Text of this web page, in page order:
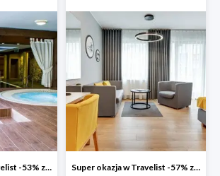
Super okazja w Travelist -53% za pobyt w Hotelu Aubrecht Country SPA Resort Super okazja w Travelist -57% za pobyt w Hotelu Number One SPA & Wellness by Grano